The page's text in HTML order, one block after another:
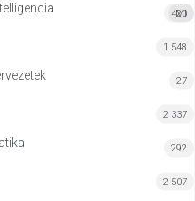
MI
420
1 548
27
2 337
292
2 507